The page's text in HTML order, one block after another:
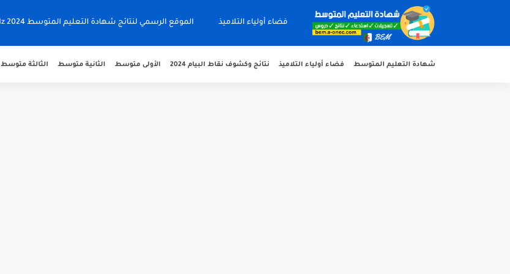
فضاء أولياء التلاميذ الموقع الرسمي لنتائج شهادة التعليم المتوسط 2024 bem.onec.dz
شهادة التعليم المتوسط فضاء أولياء التلاميذ نتائج وكشوف نقاط البيام 2024 الأولى متوسط الثانية متوسط الثالثة متوسط